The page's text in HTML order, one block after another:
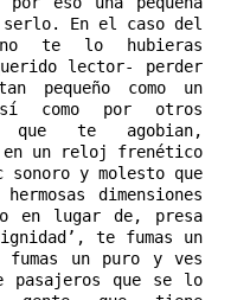
En el caso del
no te lo hubieras
lector- perder
pequeño como un
como por otros
que te agobian,
un reloj frenético
y molesto que
dimensiones
en lugar de, presa
te fumas un
un puro y ves
pasajeros que se lo